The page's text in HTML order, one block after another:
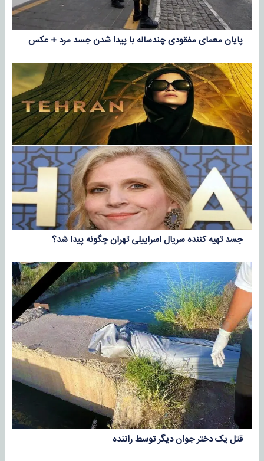
پایان معمای مفقودی چندساله با پیدا شدن جسد مرد + عکس
جسد تهیه کننده سریال اسراییلی تهران چگونه پیدا شد؟
قتل یک دختر جوان دیگر توسط راننده